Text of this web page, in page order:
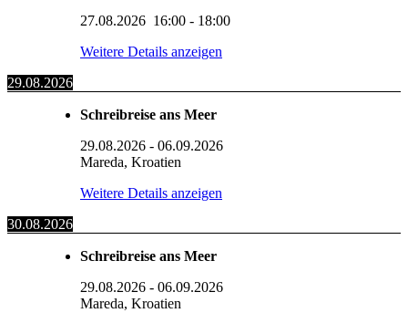
27.08.2026 16:00 - 18:00
Weitere Details anzeigen
29.08.2026
Schreibreise ans Meer
29.08.2026 - 06.09.2026
Mareda, Kroatien
Weitere Details anzeigen
30.08.2026
Schreibreise ans Meer
29.08.2026 - 06.09.2026
Mareda, Kroatien